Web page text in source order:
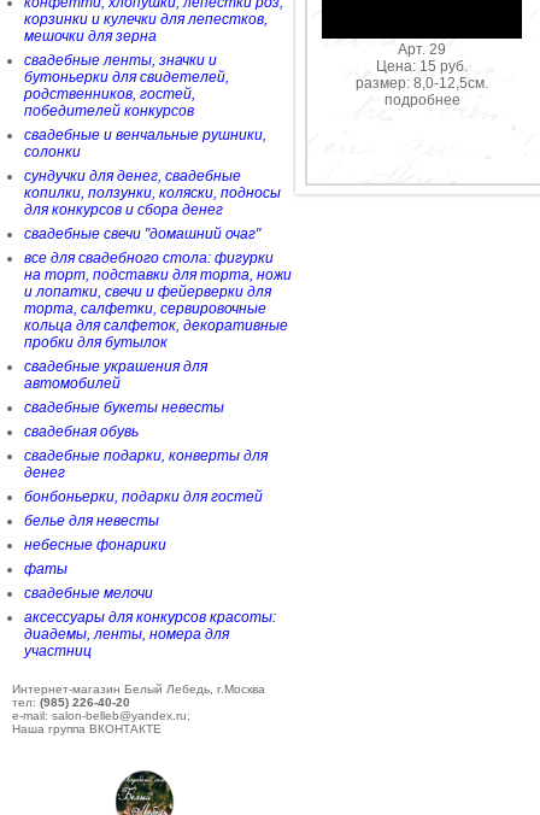
корзинки и кулечки для лепестков,
мешочки для зерна
свадебные ленты, значки и
бутоньерки для свидетелей,
родственников, гостей,
победителей конкурсов
свадебные и венчальные рушники,
солонки
сундучки для денег, свадебные
копилки, ползунки, коляски, подносы
для конкурсов и сбора денег
свадебные свечи "домашний очаг"
все для свадебного стола: фигурки
на торт, подставки для торта, ножи
и лопатки, свечи и фейерверки для
торта, салфетки, сервировочные
кольца для салфеток, декоративные
пробки для бутылок
свадебные украшения для
автомобилей
свадебные букеты невесты
свадебная обувь
свадебные подарки, конверты для
денег
бонбоньерки, подарки для гостей
белье для невесты
небесные фонарики
фаты
свадебные мелочи
аксессуары для конкурсов красоты:
диадемы, ленты, номера для
участниц
Интернет-магазин Белый Лебедь, г.Москва
тел: (985) 226-40-20
e-mail: salon-belleb@yandex.ru;
Наша группа ВКОНТАКТЕ
Арт. 29
Цена: 15 руб.
размер: 8,0-12,5см.
подробнее